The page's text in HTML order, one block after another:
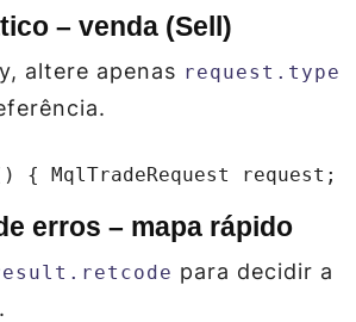
– venda (Sell)
altere apenas request.type
{ MqlTradeRequest
erros – mapa rápido
para decidir a